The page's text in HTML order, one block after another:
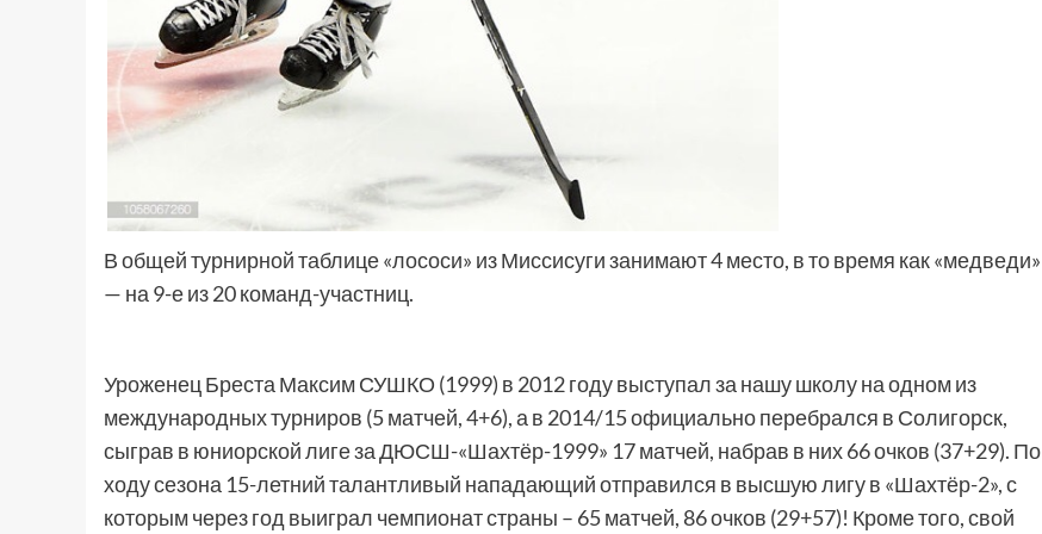
В общей турнирной таблице «лососи» из Миссисуги занимают 4 место, в то время как «медведи»
— на 9-е из 20 команд-участниц.
Уроженец Бреста Максим СУШКО (1999) в 2012 году выступал за нашу школу на одном из
международных турниров (5 матчей, 4+6), а в 2014/15 официально перебрался в Солигорск,
сыграв в юниорской лиге за ДЮСШ-«Шахтёр-1999» 17 матчей, набрав в них 66 очков (37+29). По
ходу сезона 15-летний талантливый нападающий отправился в высшую лигу в «Шахтёр-2», с
которым через год выиграл чемпионат страны – 65 матчей, 86 очков (29+57)! Кроме того, свой